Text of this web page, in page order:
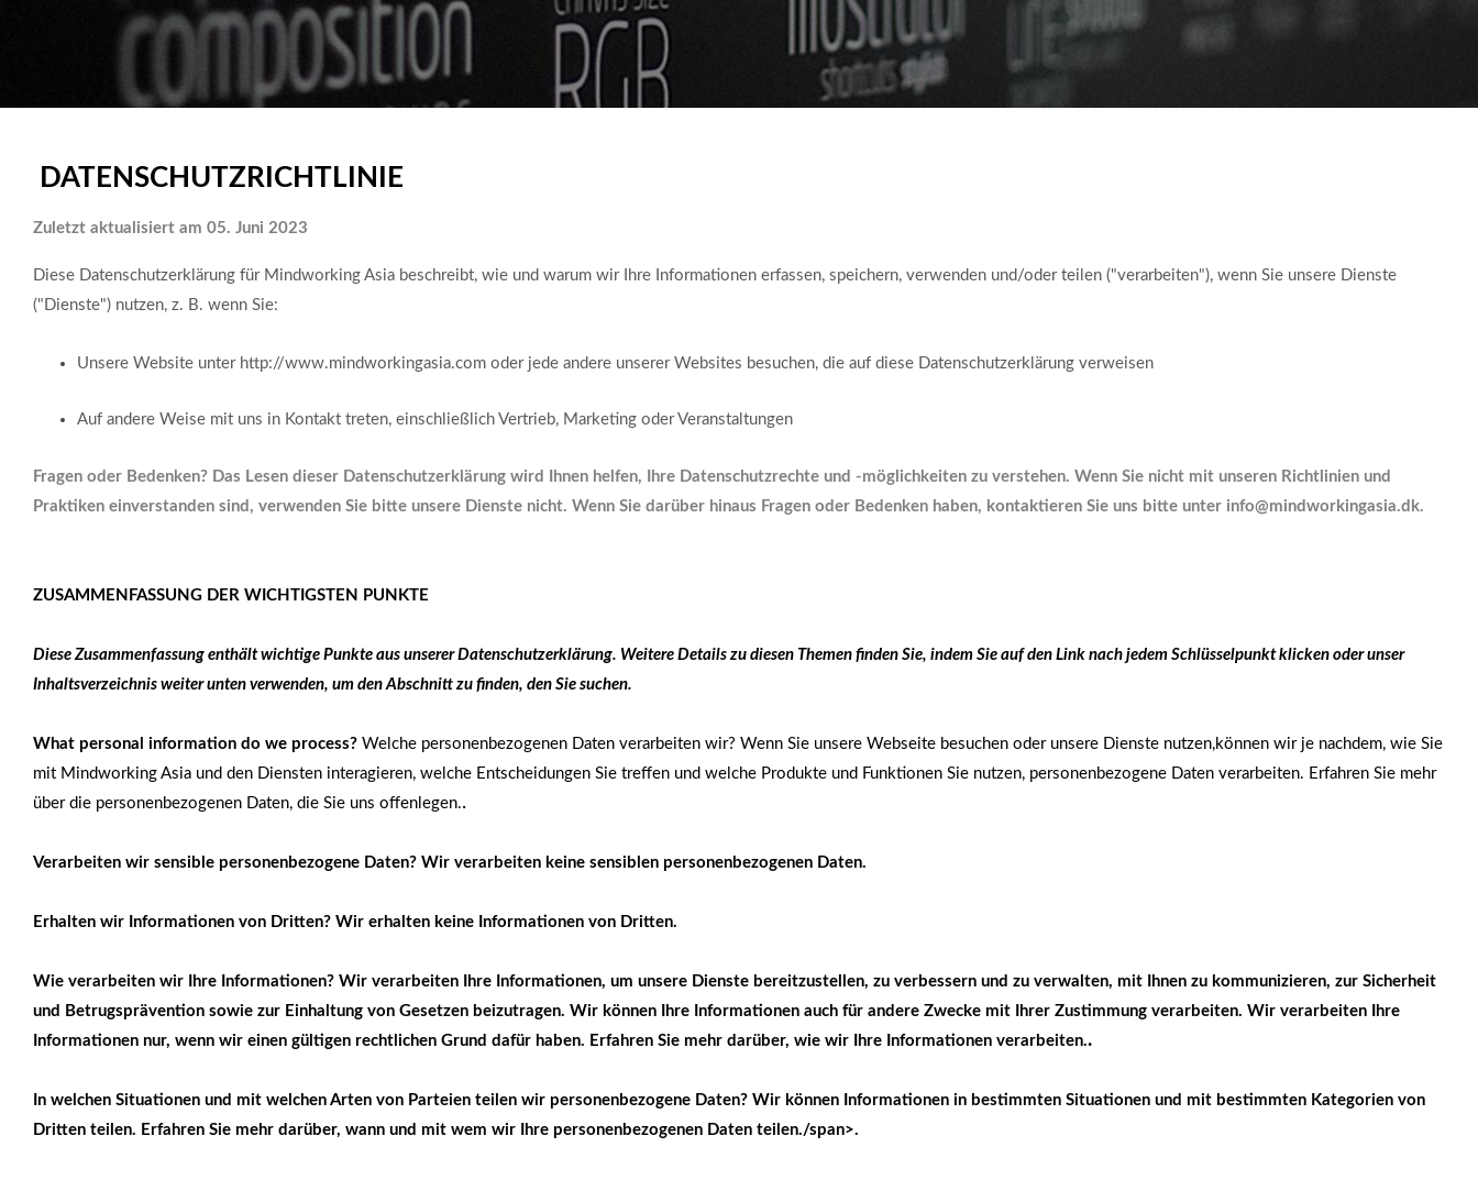
DATENSCHUTZRICHTLINIE
Zuletzt aktualisiert am 05. Juni 2023
Diese Datenschutzerklärung für Mindworking Asia beschreibt, wie und warum wir Ihre Informationen erfassen, speichern, verwenden und/oder teilen ("verarbeiten"), wenn Sie unsere Dienste
("Dienste") nutzen, z. B. wenn Sie:
Unsere Website unter http://www.mindworkingasia.com oder jede andere unserer Websites besuchen, die auf diese Datenschutzerklärung verweisen
Auf andere Weise mit uns in Kontakt treten, einschließlich Vertrieb, Marketing oder Veranstaltungen
Fragen oder Bedenken? Das Lesen dieser Datenschutzerklärung wird Ihnen helfen, Ihre Datenschutzrechte und -möglichkeiten zu verstehen. Wenn Sie nicht mit unseren Richtlinien und
Praktiken einverstanden sind, verwenden Sie bitte unsere Dienste nicht. Wenn Sie darüber hinaus Fragen oder Bedenken haben, kontaktieren Sie uns bitte unter info@mindworkingasia.dk.
ZUSAMMENFASSUNG DER WICHTIGSTEN PUNKTE
Diese Zusammenfassung enthält wichtige Punkte aus unserer Datenschutzerklärung. Weitere Details zu diesen Themen finden Sie, indem Sie auf den Link nach jedem Schlüsselpunkt klicken oder unser
Inhaltsverzeichnis weiter unten verwenden, um den Abschnitt zu finden, den Sie suchen.
What personal information do we process? Welche personenbezogenen Daten verarbeiten wir? Wenn Sie unsere Webseite besuchen oder unsere Dienste nutzen,können wir je nachdem, wie Sie
mit Mindworking Asia und den Diensten interagieren, welche Entscheidungen Sie treffen und welche Produkte und Funktionen Sie nutzen, personenbezogene Daten verarbeiten. Erfahren Sie mehr
über die personenbezogenen Daten, die Sie uns offenlegen..
Verarbeiten wir sensible personenbezogene Daten? Wir verarbeiten keine sensiblen personenbezogenen Daten.
Erhalten wir Informationen von Dritten? Wir erhalten keine Informationen von Dritten.
Wie verarbeiten wir Ihre Informationen? Wir verarbeiten Ihre Informationen, um unsere Dienste bereitzustellen, zu verbessern und zu verwalten, mit Ihnen zu kommunizieren, zur Sicherheit
und Betrugsprävention sowie zur Einhaltung von Gesetzen beizutragen. Wir können Ihre Informationen auch für andere Zwecke mit Ihrer Zustimmung verarbeiten. Wir verarbeiten Ihre
Informationen nur, wenn wir einen gültigen rechtlichen Grund dafür haben. Erfahren Sie mehr darüber, wie wir Ihre Informationen verarbeiten..
In welchen Situationen und mit welchen Arten von Parteien teilen wir personenbezogene Daten? Wir können Informationen in bestimmten Situationen und mit bestimmten Kategorien von
Dritten teilen. Erfahren Sie mehr darüber, wann und mit wem wir Ihre personenbezogenen Daten teilen./span>.